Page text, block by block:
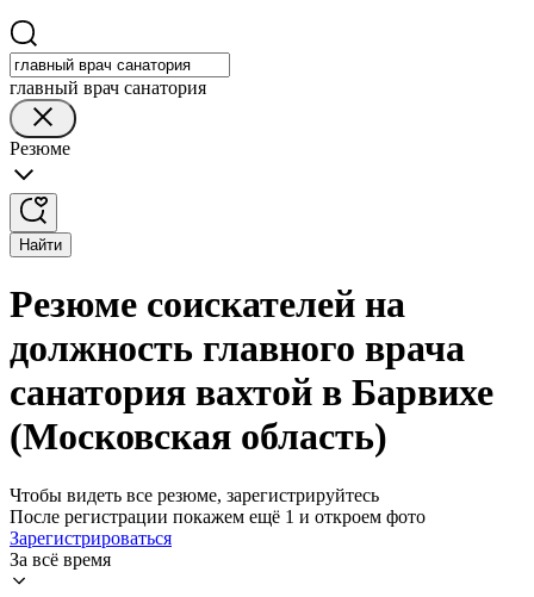
главный врач санатория
Резюме
Найти
Резюме соискателей на
должность главного врача
санатория вахтой в Барвихе
(Московская область)
Чтобы видеть все резюме, зарегистрируйтесь
После регистрации покажем ещё 1 и откроем фото
Зарегистрироваться
За всё время